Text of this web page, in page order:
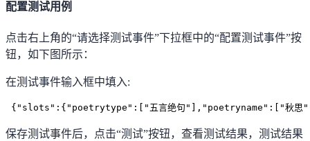
配置测试用例
点击右上角的“请选择测试事件”下拉框中的“配置测试事件”按
钮，如下图所示：
在测试事件输入框中填入:
{"slots":{"poetrytype":["五言绝句"],"poetryname":["
保存测试事件后，点击“测试”按钮，查看测试结果，测试结果